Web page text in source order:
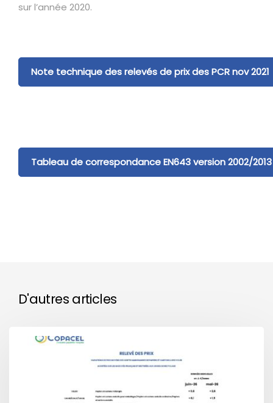
sur l’année 2020.
Note technique des relevés de prix des PCR nov 2021
Tableau de correspondance EN643 version 2002/2013
D'autres articles